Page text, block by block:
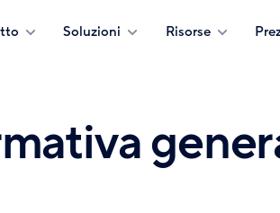
Soluzioni Risorse